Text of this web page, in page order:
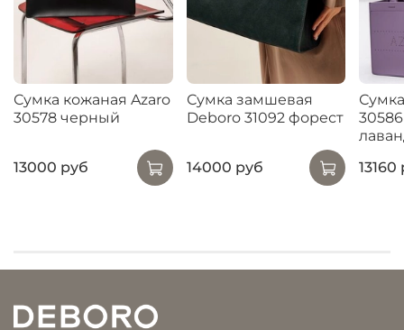
Сумка кожаная Azaro
30578 черный
13000 руб
Сумка замшевая
Deboro 31092 форест
14000 руб
13160